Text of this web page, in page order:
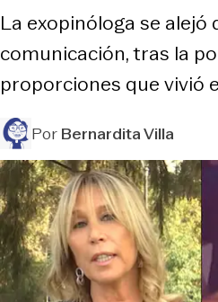
La exopinóloga se alejó
comunicación, tras la
proporciones que vivió
PorBernardita Villa